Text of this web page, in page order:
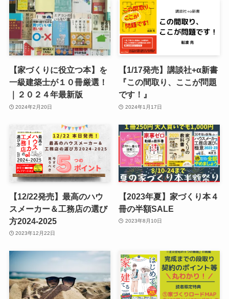
【家づくりに役立つ本】を
一級建築士が１０冊厳選！
｜２０２４年最新版
2024年2月20日
【1/17発売】講談社+α新書
『この間取り、ここが問題
です！』
2024年1月17日
【12/22発売】最高のハウ
スメーカー＆工務店の選び
方2024-2025
2023年12月22日
【2023年夏】家づくり本４
冊の半額SALE
2023年8月10日